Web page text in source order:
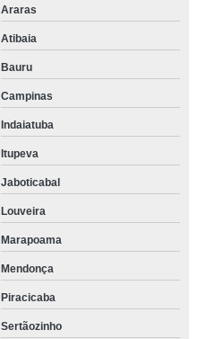
Araras
Atibaia
Bauru
Campinas
Indaiatuba
Itupeva
Jaboticabal
Louveira
Marapoama
Mendonça
Piracicaba
Sertãozinho